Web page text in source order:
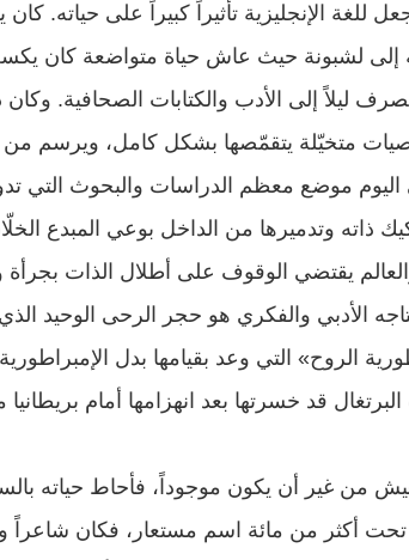
للغة الإنجليزية تأثيراً كبيراً على حياته. كان
إلى لشبونة حيث عاش حياة متواضعة كان
ليلاً إلى الأدب والكتابات الصحافية. وكان
متخيّلة يتقمّصها بشكل كامل، ويرسم من
اليوم موضع معظم الدراسات والبحوث التي
ذاته وتدميرها من الداخل بوعي المبدع
يقتضي الوقوف على أطلال الذات بجرأة
الأدبي والفكري هو حجر الرحى الوحيد الذي
الروح» التي وعد بقيامها بدل
قد خسرتها بعد انهزامها أمام
من غير أن يكون موجوداً، فأحاط حياته
تحت أكثر من مائة اسم مستعار، فكان شاعراً